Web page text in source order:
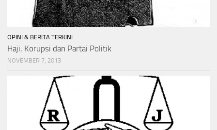
OPINI & BERITA TERKINI
Haji, Korupsi dan Partai Politik
NOVEMBER 7, 2013